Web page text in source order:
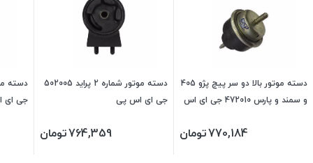
دسته موتور بالا دو سر پیچ پژو 405
و سمند و پارس 472010 جی ای اس
770,184تومان
دسته موتور شماره 2 پراید 502005
جی ای اس پی
764,359تومان
جی ای